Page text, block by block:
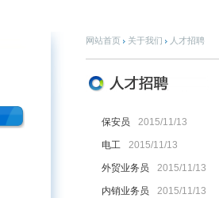
网站首页 关于我们 人才招聘
保安员 2015/11/13
电工 2015/11/13
外贸业务员 2015/11/13
内销业务员 2015/11/13